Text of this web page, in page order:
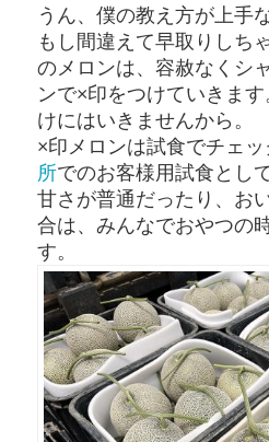
うん、僕の教え方が上手
もし間違えて早取りしち
のメロンは、容赦なくシ
ンで×印をつけていきま
けにはいきませんから。
×印メロンは試食でチェ
所でのお客様用試食として
甘さが普通だったり、お
合は、みんなでおやつの
す。